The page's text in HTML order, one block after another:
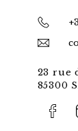
23 rue
85300